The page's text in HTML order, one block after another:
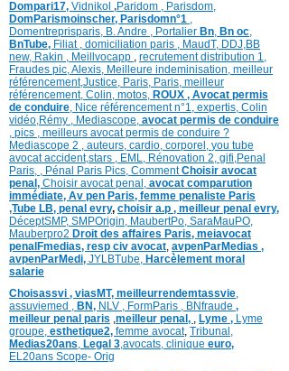
Dompari17, Vidnikol ,Paridom , Parisdom,
DomParismoinscher, Parisdomn°1 ,
Domentreprisparis, B. Andre , Portalier Bn, Bn oc,
BnTube, Filiat, domiciliation paris , MaudT, DDJ,BB
new, Rakin , Meillvocapp , recrutement distribution 1,
Fraudes pic,Alexis, Meilleure indeminisation, meilleur
référencement,Justice, Paris, Paris, meilleur
référencement, Colin, motos, ROUX , Avocat permis
de conduire, Nice référencement n°1, expertis, Colin
vidéo,Rémy , Mediascope, avocat permis de conduire
, pics , meilleurs avocat permis de conduire ?
Mediascope 2 , auteurs, cardio, corpore l, you tube
avocat accident,stars , EML, Rénovation 2, gifi,Penal
Paris, , Pénal Paris Pics, CommentChoisir avocat
penal, Choisir avocat penal, avocat comparution
immédiate, Av pen Paris, femme penaliste Paris
,Tube LB, penal evry, choisir a.p , meilleur penal evry,
DéceptSMP, SMPOrigin, MaubertPo, SaraMauPO,
Mauberpro2 Droit des affaires Paris, meiavocat
penalFmedias, resp civ avocat, avpenParMedias ,
avpenParMedi, JYLBTube, Harcèlement moral
salarie
Choisassvi , viasMT, meilleurrendemtassvie,
assuviemed , BN, NLV , FormParis , BNfraude ,
meilleur penal paris ,meilleur penal, , Lyme , Lyme
groupe, esthetique2, femme avocat, Tribunal,
Medias20ans, Legal 3,avocats, clinique euro,
EL20ans Scope- Orig